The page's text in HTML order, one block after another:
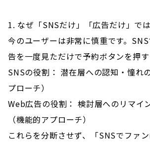
1. なぜ「SNSだけ」「広告だけ」で
今のユーザーは非常に慎重です。
告を一度見ただけで予約ボタンを押す
SNSの役割： 潜在層への認知・憧れ
プローチ）
Web広告の役割： 検討層へのリマイ
（機能的アプローチ）
これらを分断させず、「SNSでファ